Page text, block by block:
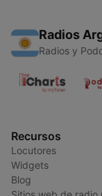
Radios
Radios y
Recursos
Locutores
Widgets
Blog